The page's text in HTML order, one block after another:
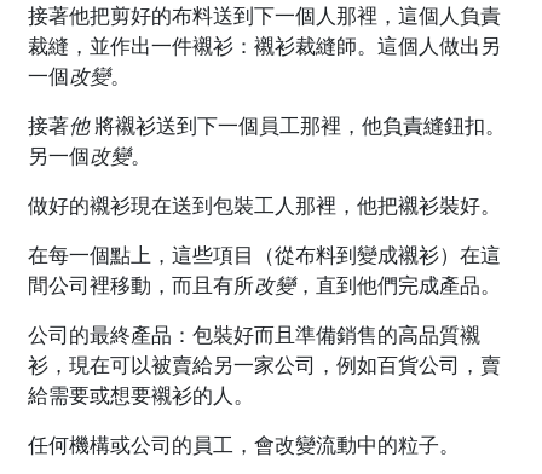
接著他把剪好的布料送到下一個人那裡，這個人負責
裁縫，並作出一件襯衫：襯衫裁縫師。這個人做出另
一個改變。
接著他將襯衫送到下一個員工那裡，他負責縫鈕扣。
另一個改變。
做好的襯衫現在送到包裝工人那裡，他把襯衫裝好。
在每一個點上，這些項目（從布料到變成襯衫）在這
間公司裡移動，而且有所改變，直到他們完成產品。
公司的最終產品：包裝好而且準備銷售的高品質襯
衫，現在可以被賣給另一家公司，例如百貨公司，賣
給需要或想要襯衫的人。
任何機構或公司的員工，會改變流動中的粒子。